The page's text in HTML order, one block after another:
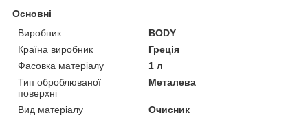
Основні
Виробник
BODY
Країна виробник
Греція
Фасовка матеріалу
1 л
Тип оброблюваної
поверхні
Металева
Вид матеріалу Очисник